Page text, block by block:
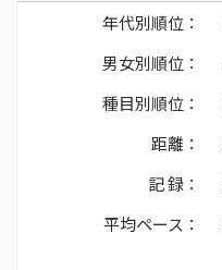
年代別順位：
男女別順位：
種目別順位：
距離：
記 録：
平均ペース：